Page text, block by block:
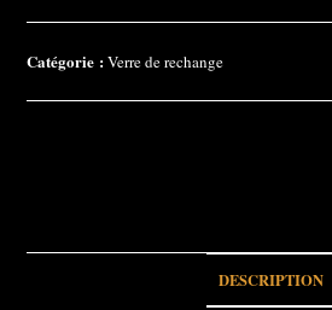
Verre
rechange
Catégorie :Verre de rechange
DESCRIPTION